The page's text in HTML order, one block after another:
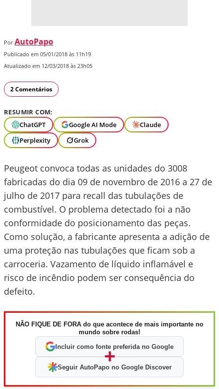
Por AutoPapo
Publicado em 05/01/2018 às 11h19
Atualizado em 12/03/2018 às 23h05
2 Comentários
RESUMIR COM:
ChatGPT
Google AI Mode
Claude
Perplexity
Grok
Peugeot convoca todas as unidades do 3008
fabricadas do dia 09 de novembro de 2016 a 27 de
julho de 2017 para recall das tubulações de
combustível. O problema detectado foi a não
conformidade do posicionamento das peças.
Como solução, a fabricante apresenta a adição de
uma proteção nas tubulações que ficam sob a
carroceria. Vazamento de líquido inflamável e
risco de incêndio podem ser consequência do
defeito.
NÃO FIQUE DE FORA do que acontece de mais importante no
mundo sobre rodas!
Incluir como fonte preferida no Google
+
Seguir AutoPapo no Google Discover